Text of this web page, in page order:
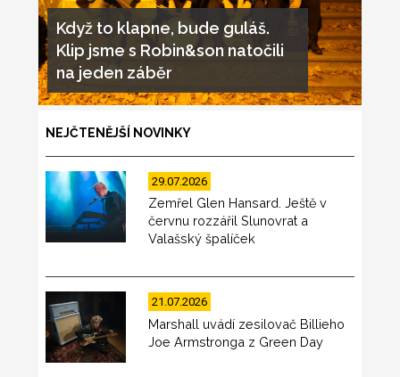
Když to klapne, bude guláš.
Klip jsme s Robin&son natočili
na jeden záběr
NEJČTENĚJŠÍ NOVINKY
29.07.2026
Zemřel Glen Hansard. Ještě v
červnu rozzářil Slunovrat a
Valašský špalíček
21.07.2026
Marshall uvádí zesilovač Billieho
Joe Armstronga z Green Day